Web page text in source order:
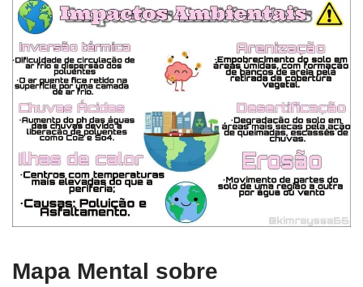
Mapa Mental sobre